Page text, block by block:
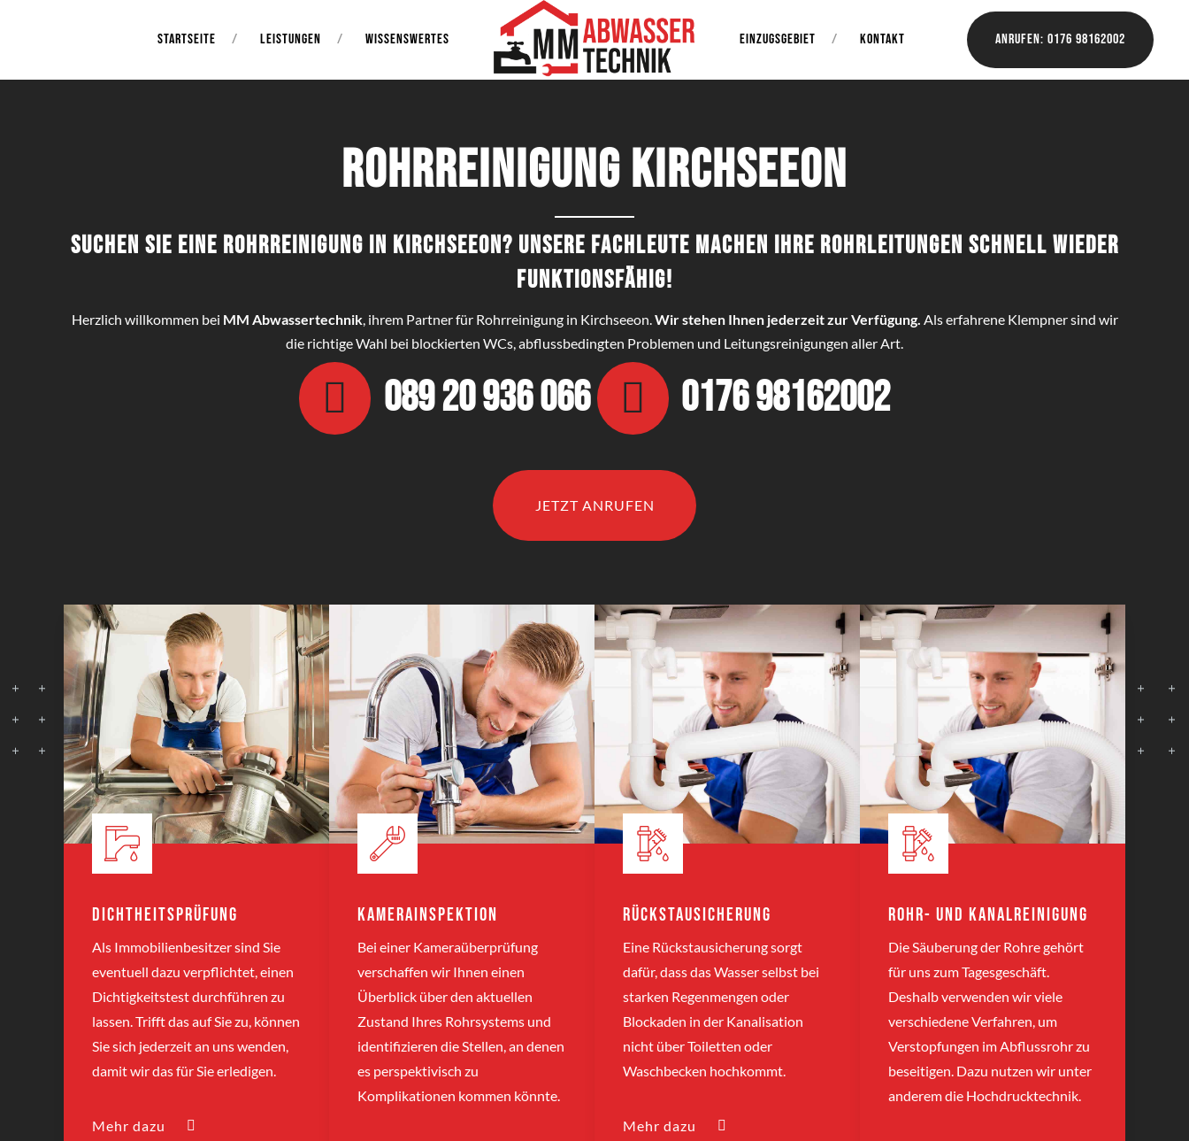
Anrufen: 0176 98162002
STARTSEITE LEISTUNGEN WISSENSWERTES EINZUGSGEBIET KONTAKT
Rohrreinigung Kirchseeon
Suchen Sie eine Rohrreinigung in Kirchseeon? Unsere Fachleute machen Ihre Rohrleitungen schnell wieder
funktionsfähig!
Herzlich willkommen bei MM Abwassertechnik, ihrem Partner für Rohrreinigung in Kirchseeon.Wir stehen Ihnen jederzeit zur Verfügung. Als erfahrene Klempner sind wir
die richtige Wahl bei blockierten WCs, abflussbedingten Problemen und Leitungsreinigungen aller Art.
089 20 936 066 0176 98162002
JETZT ANRUFEN
Dichtheitsprüfung
Als Immobilienbesitzer sind Sie
eventuell dazu verpflichtet, einen
Dichtigkeitstest durchführen zu
lassen. Trifft das auf Sie zu, können
Sie sich jederzeit an uns wenden,
damit wir das für Sie erledigen.
Mehr dazu
Kamerainspektion
Bei einer Kameraüberprüfung
verschaffen wir Ihnen einen
Überblick über den aktuellen
Zustand Ihres Rohrsystems und
identifizieren die Stellen, an denen
es perspektivisch zu
Komplikationen kommen könnte.
Rückstausicherung
Eine Rückstausicherung sorgt
dafür, dass das Wasser selbst bei
starken Regenmengen oder
Blockaden in der Kanalisation
nicht über Toiletten oder
Waschbecken hochkommt.
Mehr dazu
Rohr- und Kanalreinigung
Die Säuberung der Rohre gehört
für uns zum Tagesgeschäft.
Deshalb verwenden wir viele
verschiedene Verfahren, um
Verstopfungen im Abflussrohr zu
beseitigen. Dazu nutzen wir unter
anderem die Hochdrucktechnik.